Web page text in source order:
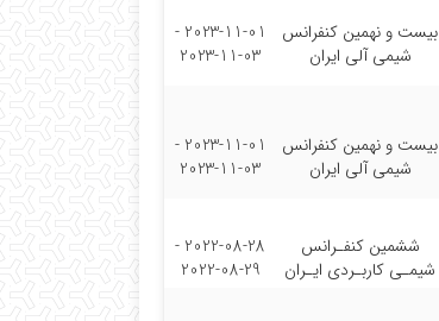
بیست و نهمین کنفرانس
شیمی آلی ایران
2023-11-01 -
2023-11-03
بیست و نهمین کنفرانس
شیمی آلی ایران
2023-11-01 -
2023-11-03
ششمین کنفـرانس
شیمـی کاربـردی ایـران
2022-08-28 -
2022-08-29